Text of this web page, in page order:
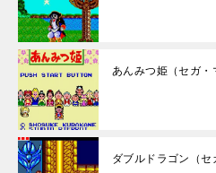
あんみつ姫（セガ・
ダブルドラゴン（セ